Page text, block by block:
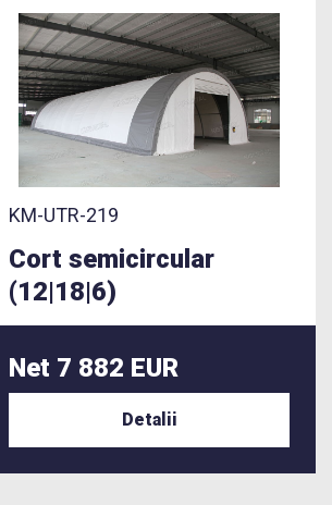
KM-UTR-219
Cort semicircular
(12|18|6)
Net 7 882 EUR
Detalii